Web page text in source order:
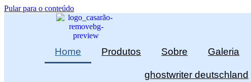
Pular para o conteúdo
Home Produtos Sobre Galeria
ghostwriter deutschland